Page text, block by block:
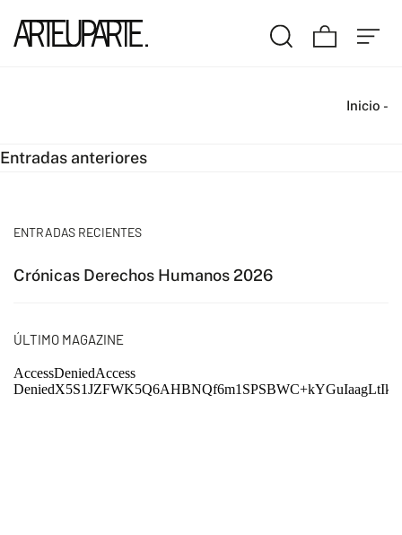
Inicio -
Navegación
entradas
Entradas anteriores
ENTRADAS RECIENTES
Crónicas Derechos Humanos 2026
ÚLTIMO MAGAZINE